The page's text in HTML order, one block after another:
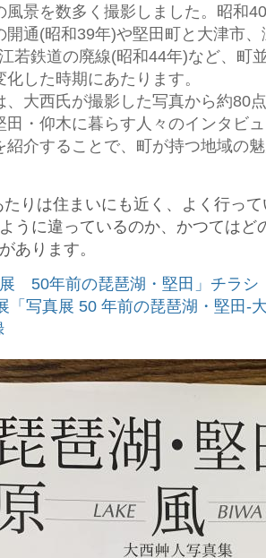
風景を数多く撮影しました。昭和
開通(昭和39年)や堅田町と大津市
若鉄道の廃線(昭和44年)など、町
化した時期にあたります。
大西氏が撮影した写真から約80
田・仰木に暮らす人々のインタビ
紹介することで、町が持つ地域の
たりは住まいにも近く、よく行っ
うに違っているのか、かつてはど
あります。
50年前の琵琶湖・堅田」チラシ
「写真展 50 年前の琵琶湖・堅田-